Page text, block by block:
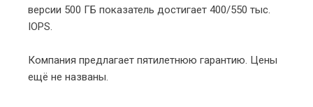
версии 500 ГБ показатель достигает 400/550 тыс.
IOPS.
Компания предлагает пятилетнюю гарантию. Цены
ещё не названы.